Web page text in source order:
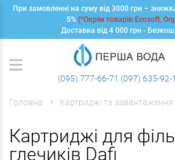
При замовленні на суму від 3000 грн –
5% (*Окрім товарів Ecosoft,
Доставка від 4 000 грн -
(095) 777-66-71 (097) 635-92-
Головна Картриджі та завантаження
Картриджі для
глечиків Dafi